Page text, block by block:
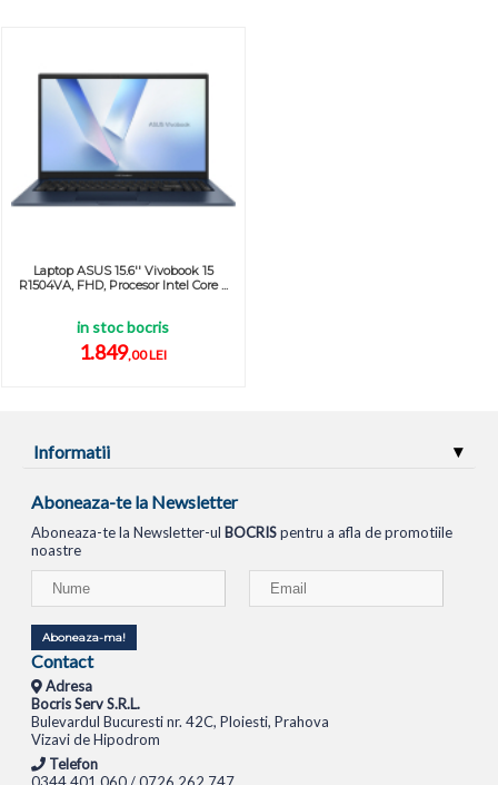
Laptop ASUS 15.6'' Vivobook 15
R1504VA, FHD, Procesor Intel Core ...
in stoc bocris
1.849,00 LEI
Informatii
Aboneaza-te la Newsletter
Aboneaza-te la Newsletter-ul BOCRISpentru a afla de promotiile
noastre
Aboneaza-ma!
Contact
Adresa
Bocris Serv S.R.L.
Bulevardul Bucuresti nr. 42C, Ploiesti, Prahova
Vizavi de Hipodrom
Telefon